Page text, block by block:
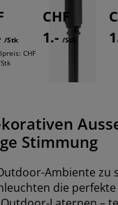
/Stk
CHF
CHF
1.- /Stk
Stimmung
Ambiente zu
die perfekte